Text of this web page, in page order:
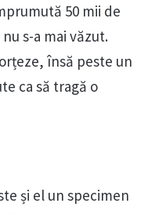
50 mii de
s-a mai văzut.
însă peste un
ca să tragă o
și el un specimen